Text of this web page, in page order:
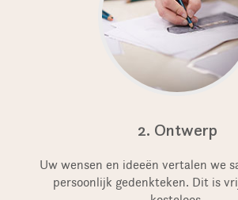
2. Ontwerp
Uw wensen en ideeën vertalen we
persoonlijk gedenkteken. Dit is